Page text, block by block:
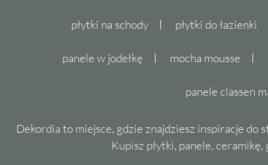
płytki na schody płytki do łazienki
panele w jodełkę mocha mousse
panele classen
Dekordia to miejsce, gdzie znajdziesz inspiracje do
Kupisz płytki, panele,